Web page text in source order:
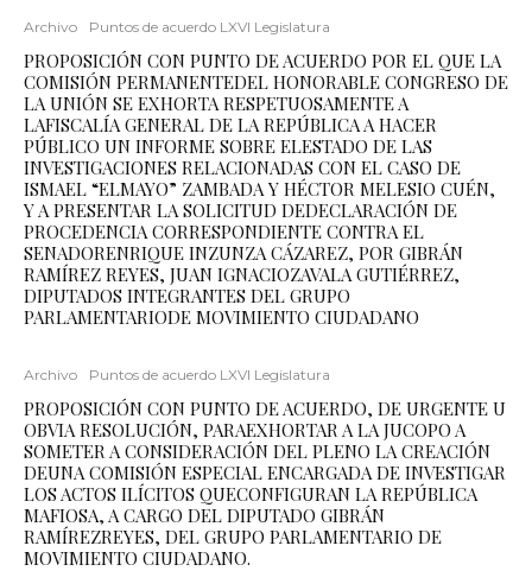
Archivo Puntos de acuerdo LXVI Legislatura
PROPOSICIÓN CON PUNTO DE ACUERDO POR EL QUE LA
COMISIÓN PERMANENTEDEL HONORABLE CONGRESO DE
LA UNIÓN SE EXHORTA RESPETUOSAMENTE A
LAFISCALÍA GENERAL DE LA REPÚBLICA A HACER
PÚBLICO UN INFORME SOBRE ELESTADO DE LAS
INVESTIGACIONES RELACIONADAS CON EL CASO DE
ISMAEL “ELMAYO” ZAMBADA Y HÉCTOR MELESIO CUÉN,
Y A PRESENTAR LA SOLICITUD DEDECLARACIÓN DE
PROCEDENCIA CORRESPONDIENTE CONTRA EL
SENADORENRIQUE INZUNZA CÁZAREZ, POR GIBRÁN
RAMÍREZ REYES, JUAN IGNACIOZAVALA GUTIÉRREZ,
DIPUTADOS INTEGRANTES DEL GRUPO
PARLAMENTARIODE MOVIMIENTO CIUDADANO
Archivo Puntos de acuerdo LXVI Legislatura
PROPOSICIÓN CON PUNTO DE ACUERDO, DE URGENTE U
OBVIA RESOLUCIÓN, PARAEXHORTAR A LA JUCOPO A
SOMETER A CONSIDERACIÓN DEL PLENO LA CREACIÓN
DEUNA COMISIÓN ESPECIAL ENCARGADA DE INVESTIGAR
LOS ACTOS ILÍCITOS QUECONFIGURAN LA REPÚBLICA
MAFIOSA, A CARGO DEL DIPUTADO GIBRÁN
RAMÍREZREYES, DEL GRUPO PARLAMENTARIO DE
MOVIMIENTO CIUDADANO.